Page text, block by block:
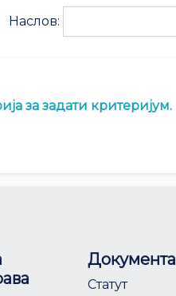
Наслов:
за задати критеријум.
Документа
Статут